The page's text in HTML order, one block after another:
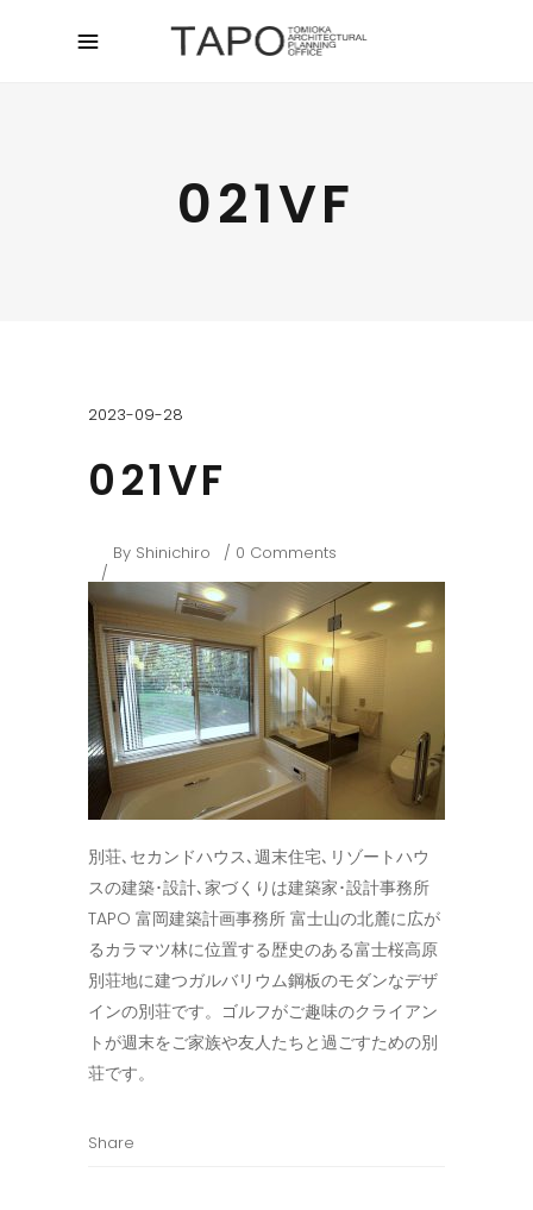
021VF
2023-09-28
021VF
By Shinichiro 0 Comments
別荘､セカンドハウス､週末住宅､リゾートハウ
スの建築･設計､家づくりは建築家･設計事務所
TAPO 富岡建築計画事務所 富士山の北麓に広が
るカラマツ林に位置する歴史のある富士桜高原
別荘地に建つガルバリウム鋼板のモダンなデザ
インの別荘です。ゴルフがご趣味のクライアン
トが週末をご家族や友人たちと過ごすための別
荘です。
Share